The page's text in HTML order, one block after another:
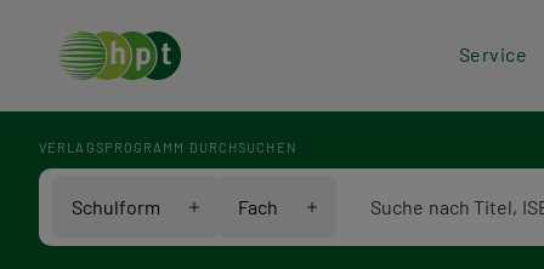
Service
VERLAGSPROGRAMM DURCHSUCHEN
Schulform Fach